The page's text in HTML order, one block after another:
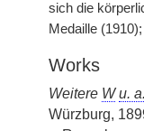
sich die
Medaille (1910);
Works
Weitere W u. a.
Würzburg,